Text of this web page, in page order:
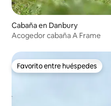
Cabaña en Danbury
Acogedor cabaña A Frame
Favorito entre huéspedes
Favorito entre huéspedes